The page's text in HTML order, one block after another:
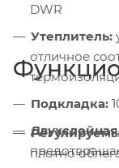
DWR
Утеплитель:
отличное
Подкладка:
плотно